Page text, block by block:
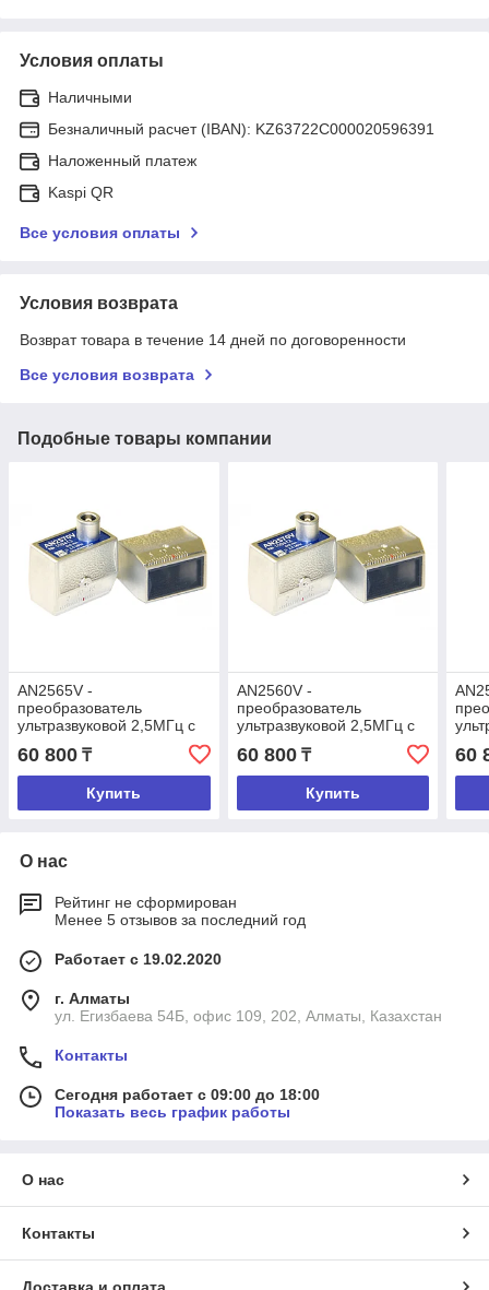
Условия оплаты
Наличными
Безналичный расчет (IBAN): KZ63722C000020596391
Наложенный платеж
Kaspi QR
Все условия оплаты
Условия возврата
Возврат товара в течение 14 дней по договоренности
Все условия возврата
Подобные товары компании
AN2565V -
преобразователь
ультразвуковой 2,5МГц с
углом ввода 65 градусов
60 800 ₸
Купить
AN2560V -
преобразователь
ультразвуковой 2,5МГц с
углом ввода 60 градусов
60 800₸
Купить
60
О нас
Рейтинг не сформирован
Менее 5 отзывов за последний год
Работает с 19.02.2020
г. Алматы
ул. Егизбаева 54Б, офис 109, 202, Алматы, Казахстан
Контакты
Сегодня работает с 09:00 до 18:00
Показать весь график работы
О нас
Контакты